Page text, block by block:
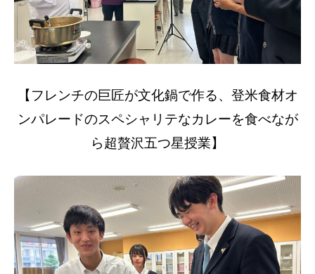
【フレンチの巨匠が文化鍋で作る、登米食材オ
ンパレードのスペシャリテなカレーを食べなが
ら超贅沢五つ星授業】